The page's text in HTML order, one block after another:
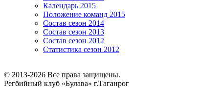
Календарь 2015
Положение команд 2015
Состав сезон 2014
Состав сезон 2013
Состав сезон 2012
Статистика сезон 2012
© 2013-2026 Все права защищены.
Регбийный клуб «Булава» г.Таганрог